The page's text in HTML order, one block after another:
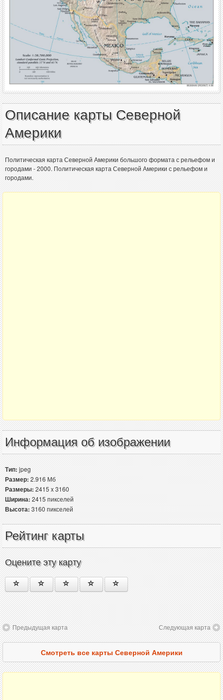
Описание карты Северной
Америки
Политическая карта Северной Америки большого формата с рельефом и
городами - 2000. Политическая карта Северной Америки с рельефом и
городами.
Информация об изображении
Тип:jpeg
Размер:2.916 Мб
Размеры:2415 x 3160
Ширина:2415 пикселей
Высота:3160 пикселей
Рейтинг карты
Оцените эту карту
Предыдущая карта Следующая карта
Смотреть все карты Северной Америки